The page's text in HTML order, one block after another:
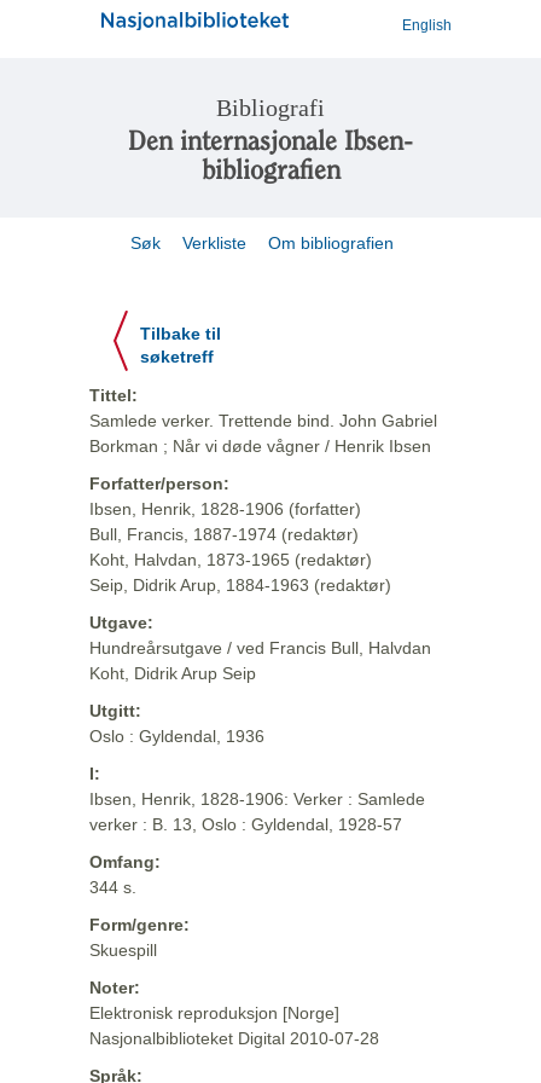
English
Bibliografi
Den internasjonale Ibsen-
bibliografien
Søk Verkliste Om bibliografien
Tilbake til
søketreff
Tittel:
Samlede verker. Trettende bind. John Gabriel
Borkman ; Når vi døde vågner / Henrik Ibsen
Forfatter/person:
Ibsen, Henrik, 1828-1906 (forfatter)
Bull, Francis, 1887-1974 (redaktør)
Koht, Halvdan, 1873-1965 (redaktør)
Seip, Didrik Arup, 1884-1963 (redaktør)
Utgave:
Hundreårsutgave / ved Francis Bull, Halvdan
Koht, Didrik Arup Seip
Utgitt:
Oslo : Gyldendal, 1936
I:
Ibsen, Henrik, 1828-1906: Verker : Samlede
verker : B. 13, Oslo : Gyldendal, 1928-57
Omfang:
344 s.
Form/genre:
Skuespill
Noter:
Elektronisk reproduksjon [Norge]
Nasjonalbiblioteket Digital 2010-07-28
Språk: